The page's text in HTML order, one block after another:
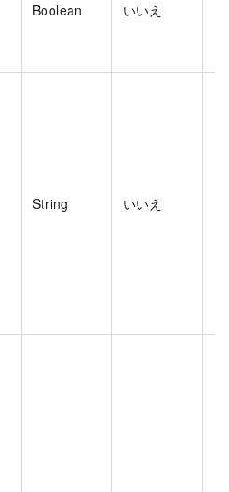
Boolean いいえ
String いいえ